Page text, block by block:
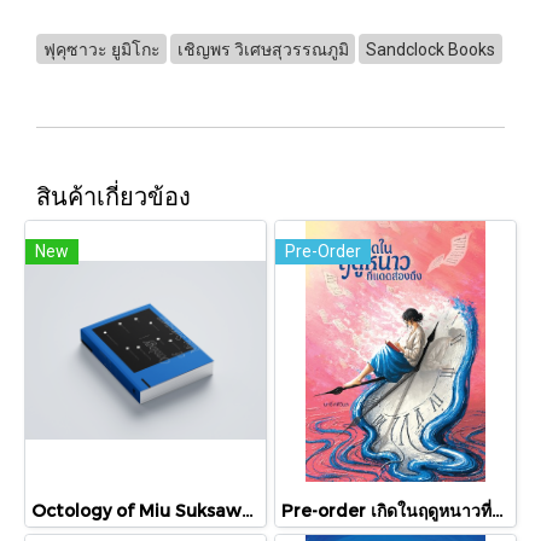
ฟุคุซาวะ ยูมิโกะ เชิญพร วิเศษสุวรรณภูมิ Sandclock Books
สินค้าเกี่ยวข้อง
New
Octology of Miu Suksawat / ภู่มณี ศิริพรไพบูลย์ / สำนักพิมพ์ตำหนัก
Pre-Order
Pre-order เกิดในฤดูหนาวที่แดดส่องถึง / นทธี ศศิวิมล / Pandora Press